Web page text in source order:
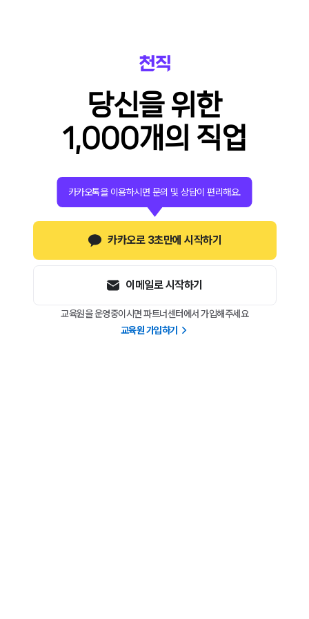
당신을 위한
1,000개의 직업
카카오로 3초만에 시작하기
카카오톡을 이용하시면 문의 및 상담이 편리해요.
이메일로 시작하기
교육원을 운영중이시면 파트너센터에서 가입해주세요
교육원 가입하기